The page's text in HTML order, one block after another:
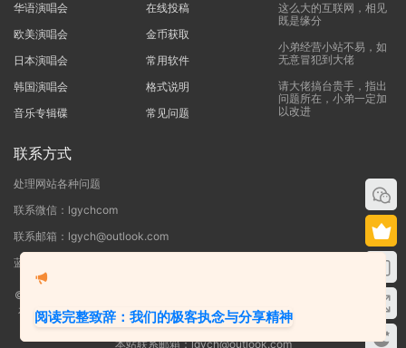
华语演唱会
欧美演唱会
日本演唱会
韩国演唱会
音乐专辑碟
在线投稿
金币获取
常用软件
格式说明
常见问题
这么大的互联网，相见
既是缘分
小弟经营小站不易，如
无意冒犯到大佬
请大佬搞台贵手，指出
问题所在，小弟一定加
以改进
联系方式
处理网站各种问题
联系微信：lgychcom
联系邮箱：lgych@outlook.com
蓝光演唱会网 - 专注于ISO和BDMV蓝光演唱会下载服务
©2019-2026
本站资源来源于网络用户网盘投稿，本站服务器不储
存任何演唱会资源，版权归原作者所有，若侵犯了您的合法权益，请联系我们
删除！
本站联系邮箱：lgych@outlook.com
阅读完整致辞：我们的极客执念与分享精神